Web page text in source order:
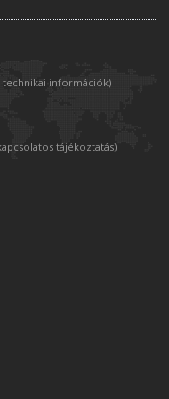
technikai információk)
tájékoztatás)